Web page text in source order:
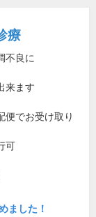
療
不良に
来ます
便でお受け取り
可
ました！